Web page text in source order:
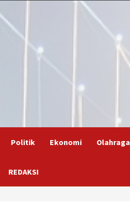
Politik Ekonomi Olahraga
REDAKSI